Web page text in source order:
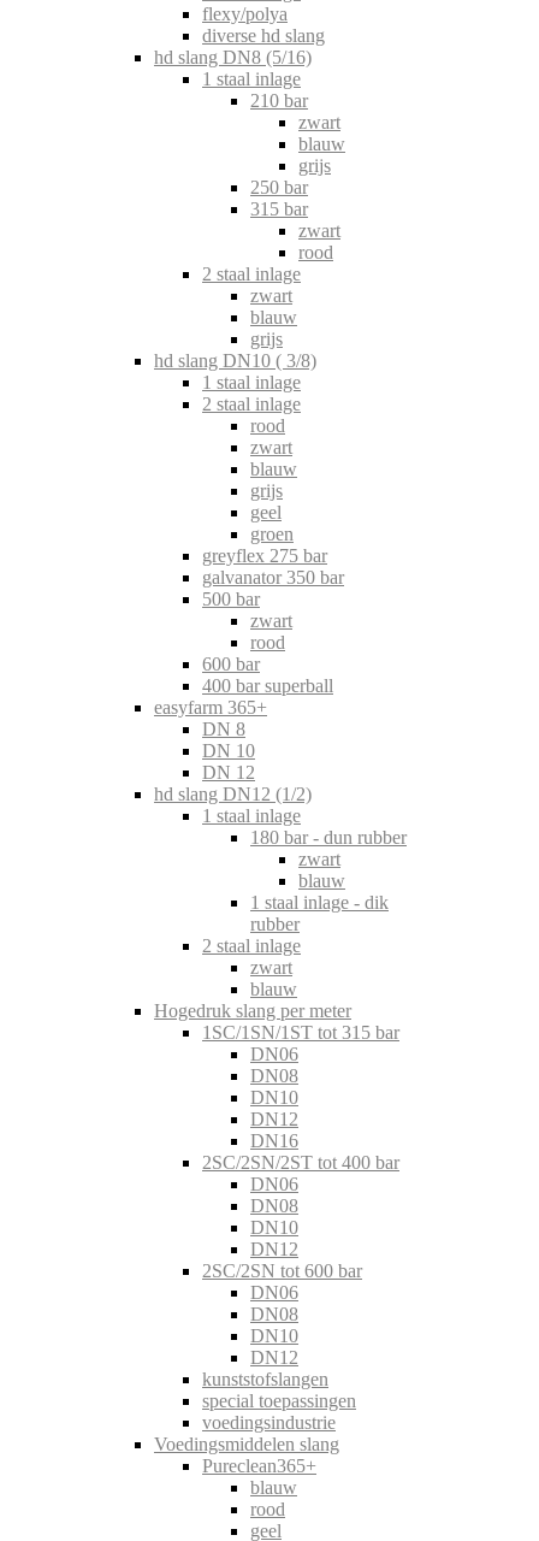
flexy/polya
diverse hd slang
hd slang DN8 (5/16)
1 staal inlage
210 bar
zwart
blauw
grijs
250 bar
315 bar
zwart
rood
2 staal inlage
zwart
blauw
grijs
hd slang DN10 ( 3/8)
1 staal inlage
2 staal inlage
rood
zwart
blauw
grijs
geel
groen
greyflex 275 bar
galvanator 350 bar
500 bar
zwart
rood
600 bar
400 bar superball
easyfarm 365+
DN 8
DN 10
DN 12
hd slang DN12 (1/2)
1 staal inlage
180 bar - dun rubber
zwart
blauw
1 staal inlage - dik
rubber
2 staal inlage
zwart
blauw
Hogedruk slang per meter
1SC/1SN/1ST tot 315 bar
DN06
DN08
DN10
DN12
DN16
2SC/2SN/2ST tot 400 bar
DN06
DN08
DN10
DN12
2SC/2SN tot 600 bar
DN06
DN08
DN10
DN12
kunststofslangen
special toepassingen
voedingsindustrie
Voedingsmiddelen slang
Pureclean365+
blauw
rood
geel